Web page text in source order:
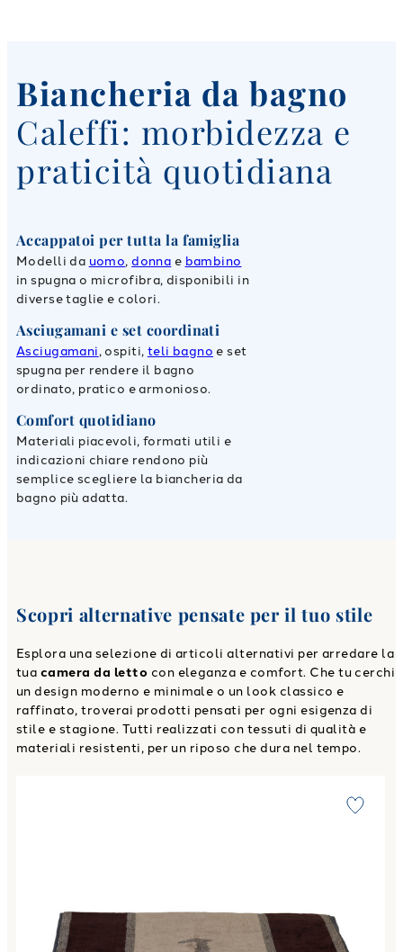
Biancheria da bagno
Caleffi: morbidezza e
praticità quotidiana
Accappatoi per tutta la famiglia
Modelli da uomo,donna e bambino
in spugna o microfibra, disponibili in
diverse taglie e colori.
Asciugamani e set coordinati
Asciugamani, ospiti, teli bagno e set
spugna per rendere il bagno
ordinato, pratico e armonioso.
Comfort quotidiano
Materiali piacevoli, formati utili e
indicazioni chiare rendono più
semplice scegliere la biancheria da
bagno più adatta.
Scopri alternative pensate per il tuo stile
Esplora una selezione di articoli alternativi per arredare la
tua camera da letto con eleganza e comfort. Che tu cerchi
un design moderno e minimale o un look classico e
raffinato, troverai prodotti pensati per ogni esigenza di
stile e stagione. Tutti realizzati con tessuti di qualità e
materiali resistenti, per un riposo che dura nel tempo.